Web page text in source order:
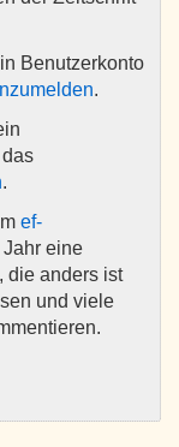
Benutzerkonto
.
.
ef-
eine
die anders ist
und viele